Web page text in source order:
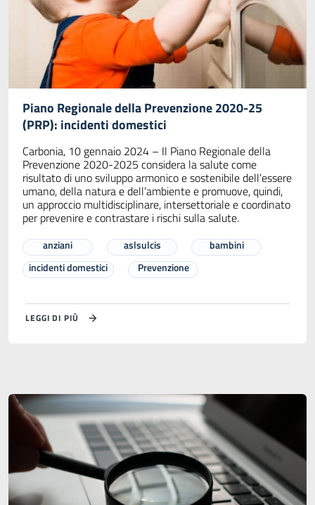
Piano Regionale della Prevenzione 2020-25
(PRP): incidenti domestici
Carbonia, 10 gennaio 2024 – Il Piano Regionale della
Prevenzione 2020-2025 considera la salute come
risultato di uno sviluppo armonico e sostenibile dell’essere
umano, della natura e dell’ambiente e promuove, quindi,
un approccio multidisciplinare, intersettoriale e coordinato
per prevenire e contrastare i rischi sulla salute.
anziani aslsulcis
bambini
incidenti domestici
Prevenzione
LEGGI DI PIÙ